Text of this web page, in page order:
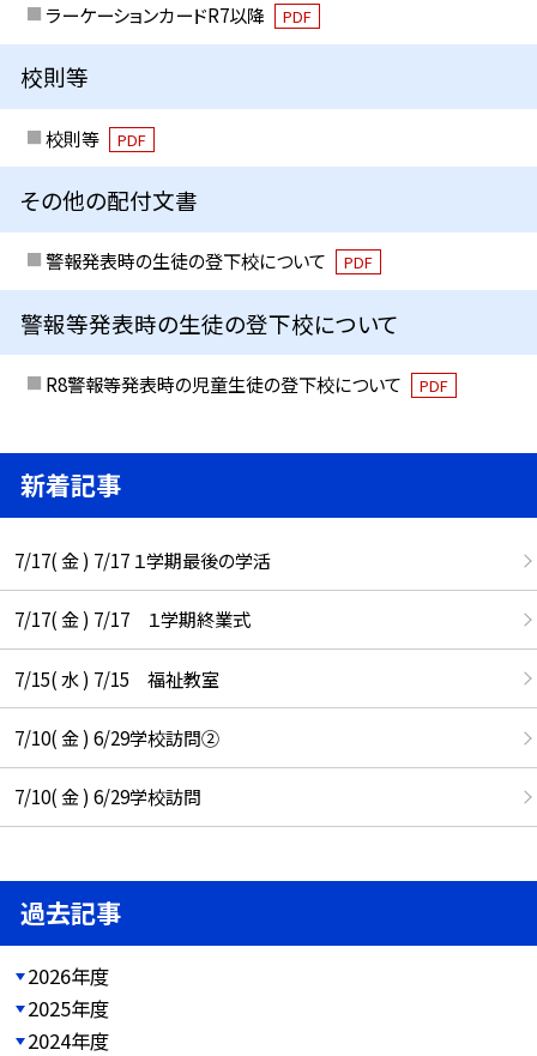
ラーケーションカードR7以降 PDF
校則等
校則等 PDF
その他の配付文書
警報発表時の生徒の登下校について PDF
警報等発表時の生徒の登下校について
R8警報等発表時の児童生徒の登下校について PDF
新着記事
7/17( 金 ) 7/17 １学期最後の学活
7/17( 金 ) 7/17 １学期終業式
7/15( 水 ) 7/15 福祉教室
7/10( 金 ) 6/29学校訪問②
7/10( 金 ) 6/29学校訪問
過去記事
2026年度
2025年度
2024年度